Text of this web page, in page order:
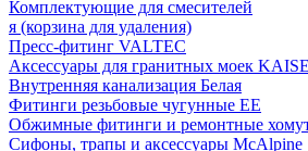
Комплектующие для смесителей
я (корзина для удаления)
Пресс-фитинг VALTEC
Аксессуары для гранитных моек
Внутренняя канализация Белая
Фитинги резьбовые чугунные EE
Обжимные фитинги и ремонтные
Сифоны, трапы и аксессуары McAlpine